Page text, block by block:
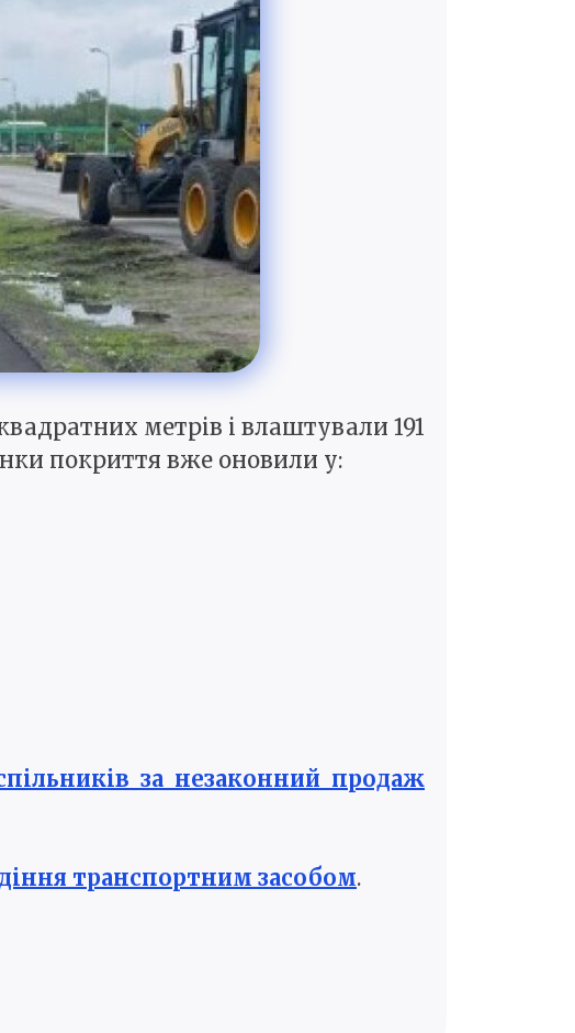
метрів і влаштували 191
покриття вже оновили у:
за незаконний продаж
транспортним засобом.